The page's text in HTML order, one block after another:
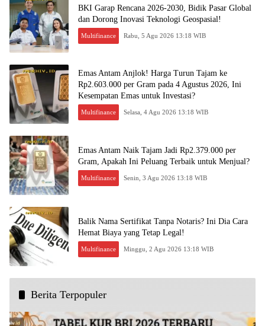
BKI Garap Rencana 2026-2030, Bidik Pasar Global
dan Dorong Inovasi Teknologi Geospasial!
Multifinance Rabu, 5 Agu 2026 13:18 WIB
Emas Antam Anjlok! Harga Turun Tajam ke
Rp2.603.000 per Gram pada 4 Agustus 2026, Ini
Kesempatan Emas untuk Investasi?
Multifinance Selasa, 4 Agu 2026 13:18 WIB
Emas Antam Naik Tajam Jadi Rp2.379.000 per
Gram, Apakah Ini Peluang Terbaik untuk Menjual?
Multifinance Senin, 3 Agu 2026 13:18 WIB
Balik Nama Sertifikat Tanpa Notaris? Ini Dia Cara
Hemat Biaya yang Tetap Legal!
Multifinance Minggu, 2 Agu 2026 13:18 WIB
Berita Terpopuler